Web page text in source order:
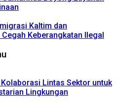
Kaltim dan
Keberangkatan Ilegal
Lintas Sektor untuk
Lingkungan